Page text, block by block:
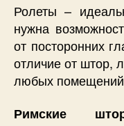
Ролеты –
нужна
от посторонних
отличие от штор,
любых
Римские